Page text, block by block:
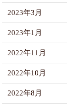
2023年3月
2023年1月
2022年11月
2022年10月
2022年8月